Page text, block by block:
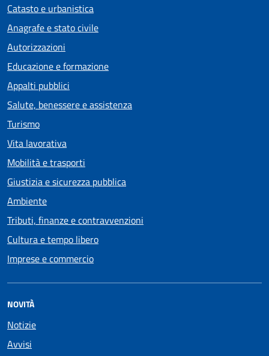
Catasto e urbanistica
Anagrafe e stato civile
Autorizzazioni
Educazione e formazione
Appalti pubblici
Salute, benessere e assistenza
Turismo
Vita lavorativa
Mobilità e trasporti
Giustizia e sicurezza pubblica
Ambiente
Tributi, finanze e contravvenzioni
Cultura e tempo libero
Imprese e commercio
NOVITÀ
Notizie
Avvisi